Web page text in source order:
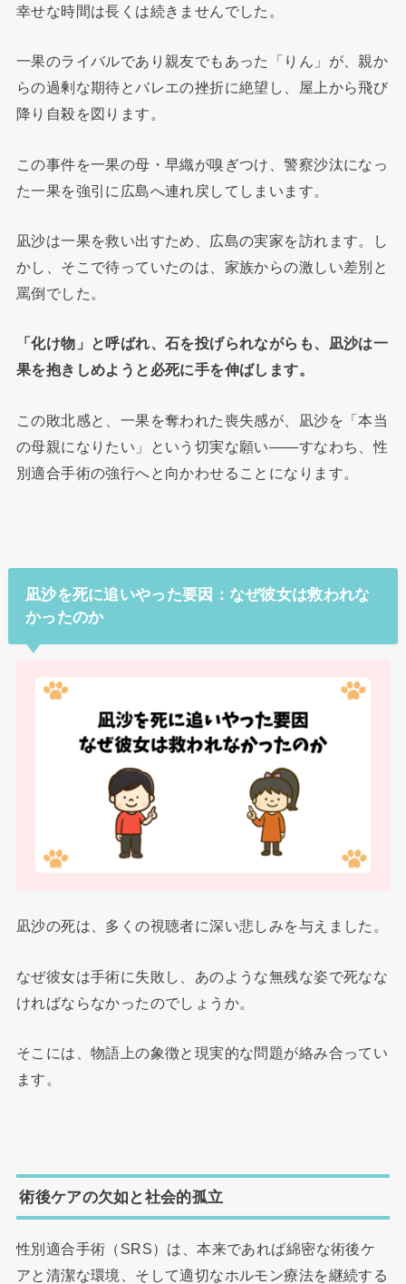
幸せな時間は長くは続きませんでした。
一果のライバルであり親友でもあった「りん」が、親か
らの過剰な期待とバレエの挫折に絶望し、屋上から飛び
降り自殺を図ります。
この事件を一果の母・早織が嗅ぎつけ、警察沙汰になっ
た一果を強引に広島へ連れ戻してしまいます。
凪沙は一果を救い出すため、広島の実家を訪れます。し
かし、そこで待っていたのは、家族からの激しい差別と
罵倒でした。
「化け物」と呼ばれ、石を投げられながらも、凪沙は一
果を抱きしめようと必死に手を伸ばします。
この敗北感と、一果を奪われた喪失感が、凪沙を「本当
の母親になりたい」という切実な願い――すなわち、性
別適合手術の強行へと向かわせることになります。
凪沙を死に追いやった要因：なぜ彼女は救われな
かったのか
凪沙の死は、多くの視聴者に深い悲しみを与えました。
なぜ彼女は手術に失敗し、あのような無残な姿で死なな
ければならなかったのでしょうか。
そこには、物語上の象徴と現実的な問題が絡み合ってい
ます。
術後ケアの欠如と社会的孤立
性別適合手術（SRS）は、本来であれば綿密な術後ケ
アと清潔な環境、そして適切なホルモン療法を継続する